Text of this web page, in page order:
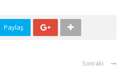
Paylaş
Sonraki